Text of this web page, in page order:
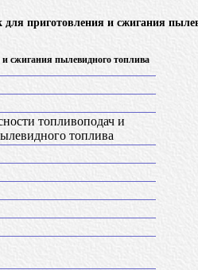
приготовления и сжигания
сжигания пылевидного топлива
топливоподач и
топлива